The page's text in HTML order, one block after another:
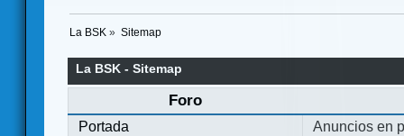
La BSK » Sitemap
La BSK - Sitemap
Foro
Portada
Anuncios en